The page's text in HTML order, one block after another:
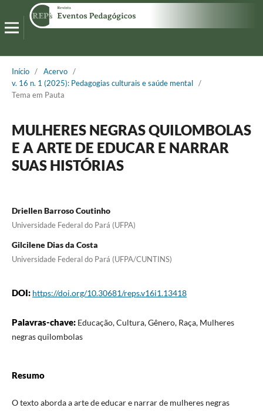
Início / Acervo /
v. 16 n. 1 (2025): Pedagogias culturais e saúde mental /
Tema em Pauta
MULHERES NEGRAS QUILOMBOLAS
E A ARTE DE EDUCAR E NARRAR
SUAS HISTÓRIAS
Driellen Barroso Coutinho
Universidade Federal do Pará (UFPA)
Gilcilene Dias da Costa
Universidade Federal do Pará (UFPA/CUNTINS)
DOI: https://doi.org/10.30681/reps.v16i1.13418
Palavras-chave: Educação, Cultura, Gênero, Raça, Mulheres
negras quilombolas
Resumo
O texto aborda a arte de educar e narrar de mulheres negras